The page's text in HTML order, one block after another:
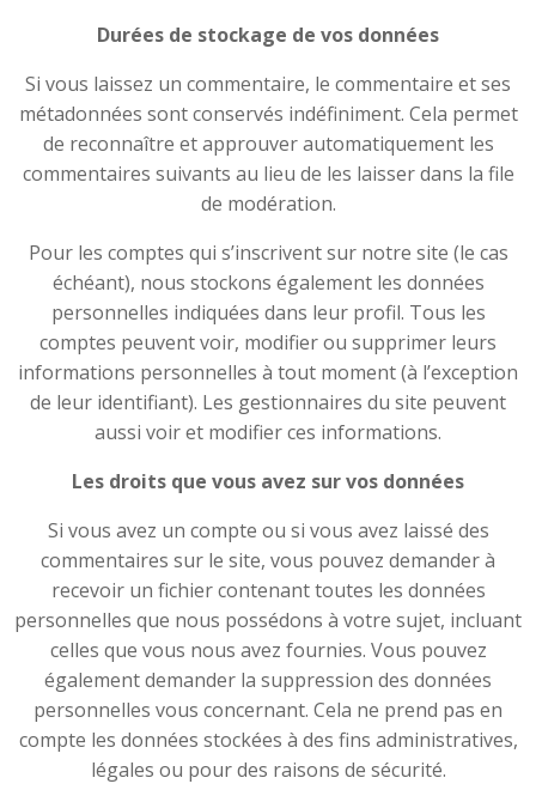
Durées de stockage de vos données
Si vous laissez un commentaire, le commentaire et ses
métadonnées sont conservés indéfiniment. Cela permet
de reconnaître et approuver automatiquement les
commentaires suivants au lieu de les laisser dans la file
de modération.
Pour les comptes qui s’inscrivent sur notre site (le cas
échéant), nous stockons également les données
personnelles indiquées dans leur profil. Tous les
comptes peuvent voir, modifier ou supprimer leurs
informations personnelles à tout moment (à l’exception
de leur identifiant). Les gestionnaires du site peuvent
aussi voir et modifier ces informations.
Les droits que vous avez sur vos données
Si vous avez un compte ou si vous avez laissé des
commentaires sur le site, vous pouvez demander à
recevoir un fichier contenant toutes les données
personnelles que nous possédons à votre sujet, incluant
celles que vous nous avez fournies. Vous pouvez
également demander la suppression des données
personnelles vous concernant. Cela ne prend pas en
compte les données stockées à des fins administratives,
légales ou pour des raisons de sécurité.